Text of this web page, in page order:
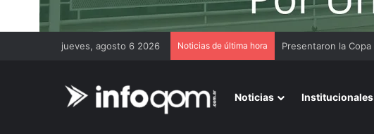
jueves, agosto 6 2026 Noticias de última hora
Noticias Institucionales